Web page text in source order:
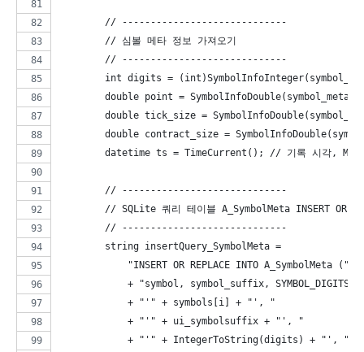
        // -----------------------------
        // 심볼 메타 정보 가져오기
        // -----------------------------
int digits =
double point = SymbolInfoDouble(symbol_meta,
double tick_size =
double contract_size =
datetime ts = TimeCurrent(); // 기록 시각, MT5
        // -----------------------------
// SQLite 쿼리 테이블 A_SymbolMeta INSERT OR
        // -----------------------------
        string insertQuery_SymbolMeta =
            "INSERT OR REPLACE INTO A_SymbolMeta ("
+ "symbol, symbol_suffix, SYMBOL_DIGITS,
+ "'" + symbols[i] + "', "
+ "'" + ui_symbolsuffix + "', "
+ "'" + IntegerToString(digits) + "', "